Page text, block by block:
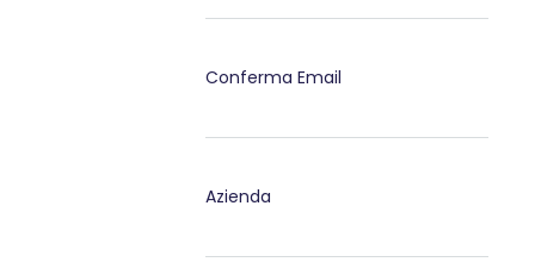
Conferma Email
Azienda